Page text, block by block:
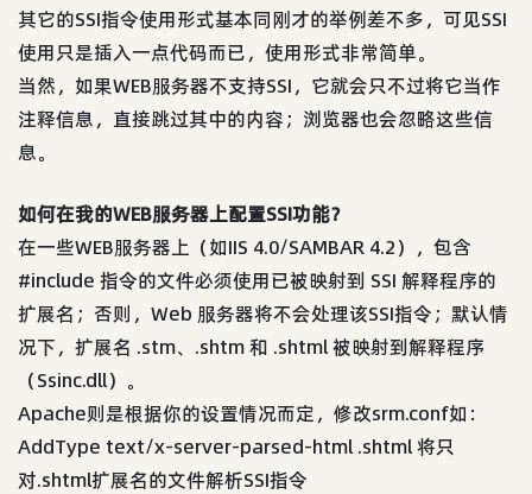
其它的SSI指令使用形式基本同刚才的举例差不多，可见SSI
使用只是插入一点代码而已，使用形式非常简单。
当然，如果WEB服务器不支持SSI，它就会只不过将它当作
注释信息，直接跳过其中的内容；浏览器也会忽略这些信
息。
如何在我的WEB服务器上配置SSI功能？
在一些WEB服务器上（如IIS 4.0/SAMBAR 4.2），包含
#include 指令的文件必须使用已被映射到 SSI 解释程序的
扩展名；否则，Web 服务器将不会处理该SSI指令；默认情
况下，扩展名 .stm、.shtm 和 .shtml 被映射到解释程序
（Ssinc.dll）。
Apache则是根据你的设置情况而定，修改srm.conf如：
AddType text/x-server-parsed-html .shtml 将只
对.shtml扩展名的文件解析SSI指令